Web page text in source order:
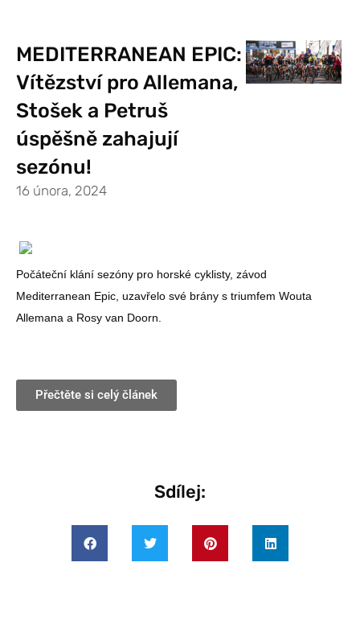
MEDITERRANEAN EPIC:
Vítězství pro Allemana,
Stošek a Petruš
úspěšně zahajují
sezónu!
16 února, 2024
Počáteční klání sezóny pro horské cyklisty, závod
Mediterranean Epic, uzavřelo své brány s triumfem Wouta
Allemana a Rosy van Doorn.
Přečtěte si celý článek
Sdílej: